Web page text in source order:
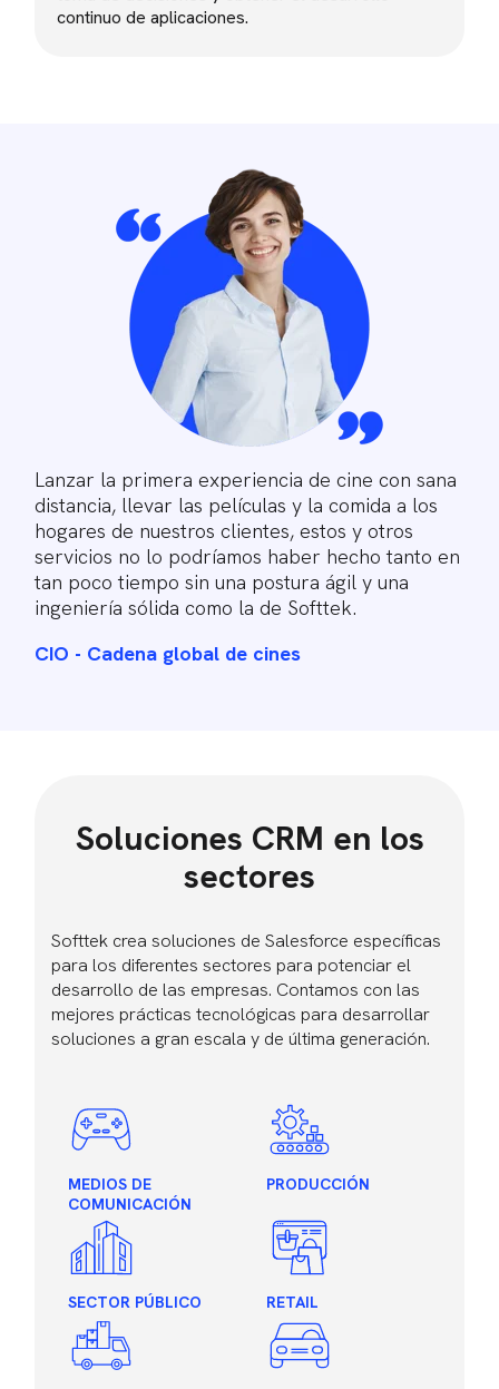
continuo de aplicaciones.
Lanzar la primera experiencia de cine con sana
distancia, llevar las películas y la comida a los
hogares de nuestros clientes, estos y otros
servicios no lo podríamos haber hecho tanto en
tan poco tiempo sin una postura ágil y una
ingeniería sólida como la de Softtek.
CIO - Cadena global de cines
Soluciones CRM en los
sectores
Softtek crea soluciones de Salesforce específicas
para los diferentes sectores para potenciar el
desarrollo de las empresas. Contamos con las
mejores prácticas tecnológicas para desarrollar
soluciones a gran escala y de última generación.
MEDIOS DE
COMUNICACIÓN
PRODUCCIÓN
SECTOR PÚBLICO RETAIL